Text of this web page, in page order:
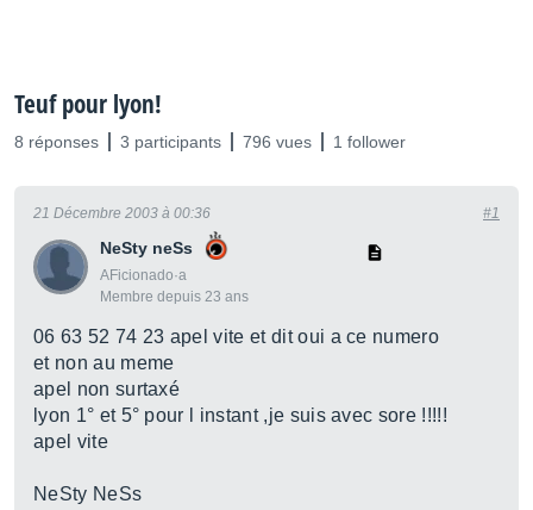
Teuf pour lyon!
8 réponses 3 participants 796 vues 1 follower
NeSty neSs
AFicionado·a
Membre depuis 23 ans
21 Décembre 2003 à 00:36 #1
06 63 52 74 23 apel vite et dit oui a ce numero
et non au meme
apel non surtaxé
lyon 1° et 5° pour l instant ,je suis avec sore !!!!!
apel vite
NeSty NeSs